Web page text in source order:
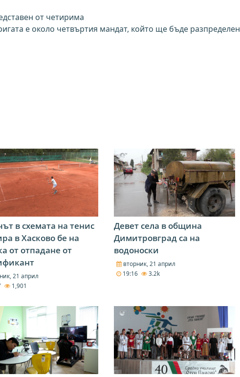
от четирима
е около четвъртия мандат, който ще бъде разпределен
в схемата на тенис
в Хасково бе на
от отпадане от
21 април
1,901
Девет села в община
Димитровград са на
водоноски
вторник, 21 април
19:16
3.2k